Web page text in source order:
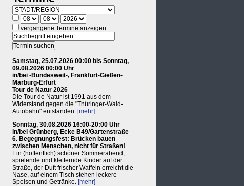
vergangene Termine anzeigen
Samstag, 25.07.2026 00:00 bis Sonntag,
09.08.2026 00:00 Uhr
in/bei -Bundesweit-, Frankfurt-Gießen-
Marburg-Erfurt
Tour de Natur 2026
Die Tour de Natur ist 1991 aus dem
Widerstand gegen die "Thüringer-Wald-
Autobahn" entstanden. [mehr]
Sonntag, 30.08.2026 16:00-20:00 Uhr
in/bei Grünberg, Ecke B49/Gartenstraße
6. Begegnungsfest: Brücken bauen
zwischen Menschen, nicht für Straßen!
Ein (hoffentlich) schöner Sommerabend,
spielende und kletternde Kinder auf der
Straße, der Duft frischer Waffeln erreicht die
Nase, auf einem Tisch stehen leckere
Speisen und Getränke. [mehr]